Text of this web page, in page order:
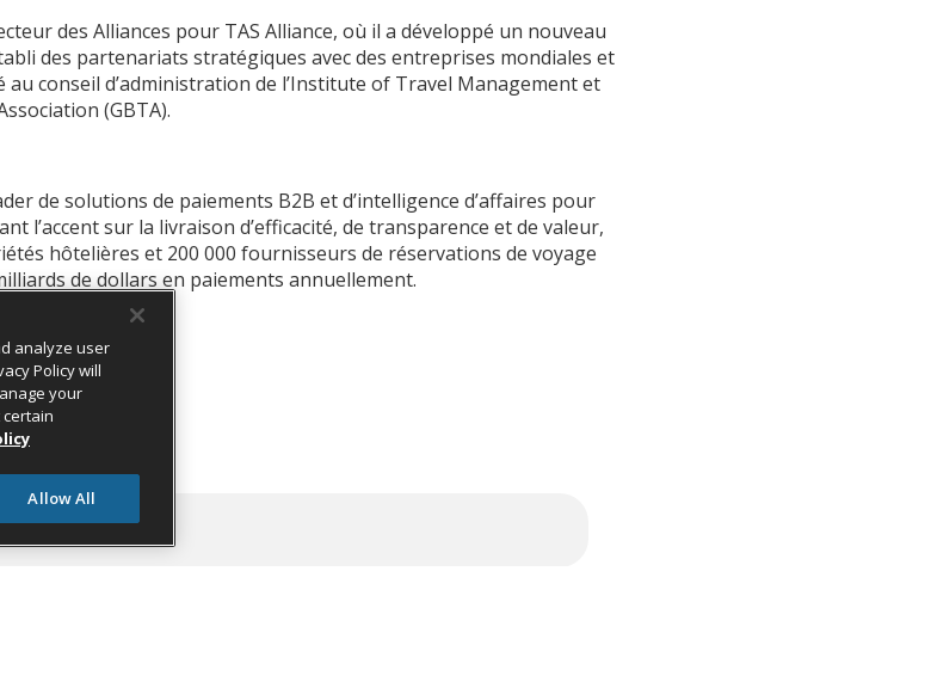
des Alliances pour TAS Alliance, où il a développé un nouveau
des partenariats stratégiques avec des entreprises mondiales et
au conseil d’administration de l’Institute of Travel Management et
(GBTA).
de solutions de paiements B2B et d’intelligence d’affaires pour
l’accent sur la livraison d’efficacité, de transparence et de valeur,
hôtelières et 200 000 fournisseurs de réservations de voyage
de dollars en paiements annuellement.
analyze user
Policy will
your
Allow All